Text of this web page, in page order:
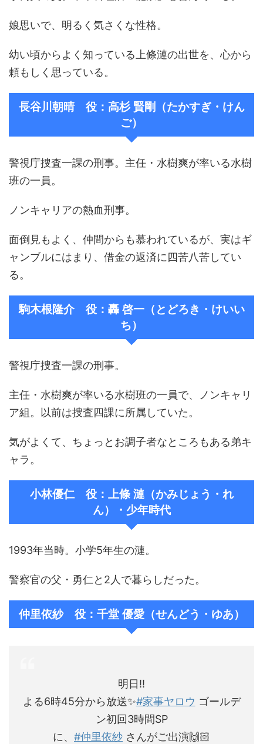
娘思いで、明るく気さくな性格。
幼い頃からよく知っている上條漣の出世を、心から
頼もしく思っている。
長谷川朝晴 役：高杉 賢剛（たかすぎ・けん
ご）
警視庁捜査一課の刑事。主任・水樹爽が率いる水樹
班の一員。
ノンキャリアの熱血刑事。
面倒見もよく、仲間からも慕われているが、実はギ
ャンブルにはまり、借金の返済に四苦八苦してい
る。
駒木根隆介 役：轟 啓一（とどろき・けいい
ち）
警視庁捜査一課の刑事。
主任・水樹爽が率いる水樹班の一員で、ノンキャリ
ア組。以前は捜査四課に所属していた。
気がよくて、ちょっとお調子者なところもある弟キ
ャラ。
小林優仁 役：上條 漣（かみじょう・れ
ん）・少年時代
1993年当時。小学5年生の漣。
警察官の父・勇仁と2人で暮らしだった。
仲里依紗 役：千堂 優愛（せんどう・ゆあ）
明日‼️
よる6時45分から放送✨#家事ヤロウ ゴールデ
ン初回3時間SP
に、 #仲里依紗 さんがご出演🙌🏻